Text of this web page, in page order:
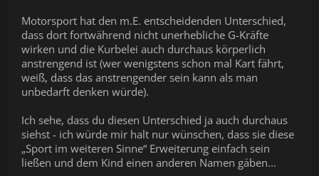
Motorsport hat den m.E. entscheidenden Unterschied,
dass dort fortwährend nicht unerhebliche G-Kräfte
wirken und die Kurbelei auch durchaus körperlich
anstrengend ist (wer wenigstens schon mal Kart fährt,
weiß, dass das anstrengender sein kann als man
unbedarft denken würde).
Ich sehe, dass du diesen Unterschied ja auch durchaus
siehst - ich würde mir halt nur wünschen, dass sie diese
„Sport im weiteren Sinne“ Erweiterung einfach sein
ließen und dem Kind einen anderen Namen gäben...